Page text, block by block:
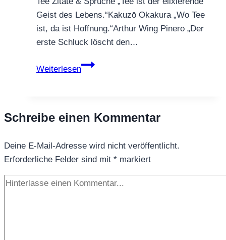
Geist des Lebens.“Kakuzō Okakura „Wo Tee
ist, da ist Hoffnung.“Arthur Wing Pinero „Der
erste Schluck löscht den…
Weiterlesen
Die
Schreibe einen Kommentar
Deine E-Mail-Adresse wird nicht veröffentlicht.
Erforderliche Felder sind mit * markiert